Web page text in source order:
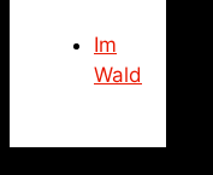
Im
Wald